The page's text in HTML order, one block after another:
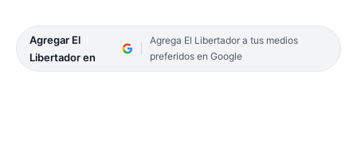
Agregar El
Libertador en
Agrega El Libertador a tus medios
preferidos en Google